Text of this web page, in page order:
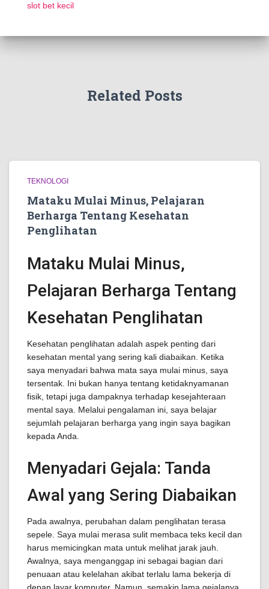
slot bet kecil
Related Posts
TEKNOLOGI
Mataku Mulai Minus, Pelajaran
Berharga Tentang Kesehatan
Penglihatan
Mataku Mulai Minus,
Pelajaran Berharga Tentang
Kesehatan Penglihatan
Kesehatan penglihatan adalah aspek penting dari
kesehatan mental yang sering kali diabaikan. Ketika
saya menyadari bahwa mata saya mulai minus, saya
tersentak. Ini bukan hanya tentang ketidaknyamanan
fisik, tetapi juga dampaknya terhadap kesejahteraan
mental saya. Melalui pengalaman ini, saya belajar
sejumlah pelajaran berharga yang ingin saya bagikan
kepada Anda.
Menyadari Gejala: Tanda
Awal yang Sering Diabaikan
Pada awalnya, perubahan dalam penglihatan terasa
sepele. Saya mulai merasa sulit membaca teks kecil dan
harus memicingkan mata untuk melihat jarak jauh.
Awalnya, saya menganggap ini sebagai bagian dari
penuaan atau kelelahan akibat terlalu lama bekerja di